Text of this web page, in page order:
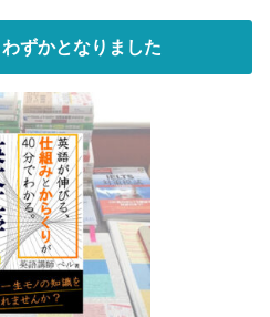
ずかとなりました